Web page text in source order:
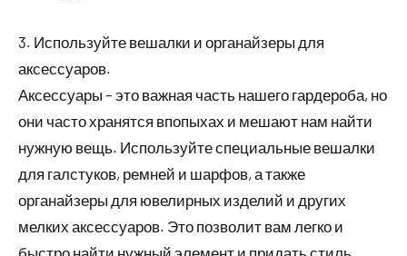
3. Используйте вешалки и органайзеры для
аксессуаров.
Аксессуары – это важная часть нашего гардероба, но
они часто хранятся впопыхах и мешают нам найти
нужную вещь. Используйте специальные вешалки
для галстуков, ремней и шарфов, а также
органайзеры для ювелирных изделий и других
мелких аксессуаров. Это позволит вам легко и
быстро найти нужный элемент и придать стиль